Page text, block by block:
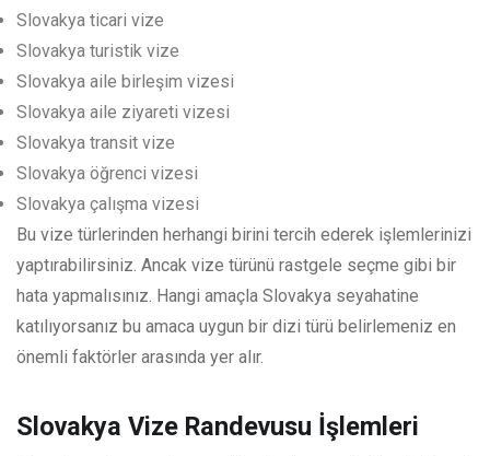
Slovakya ticari vize
Slovakya turistik vize
Slovakya aile birleşim vizesi
Slovakya aile ziyareti vizesi
Slovakya transit vize
Slovakya öğrenci vizesi
Slovakya çalışma vizesi
Bu vize türlerinden herhangi birini tercih ederek işlemlerinizi
yaptırabilirsiniz. Ancak vize türünü rastgele seçme gibi bir
hata yapmalısınız. Hangi amaçla Slovakya seyahatine
katılıyorsanız bu amaca uygun bir dizi türü belirlemeniz en
önemli faktörler arasında yer alır.
Slovakya Vize Randevusu İşlemleri